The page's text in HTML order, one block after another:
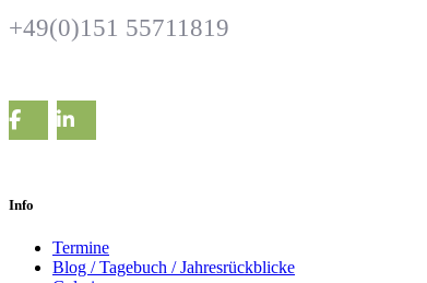
+49(0)151 55711819
Info
Termine
Blog / Tagebuch / Jahresrückblicke